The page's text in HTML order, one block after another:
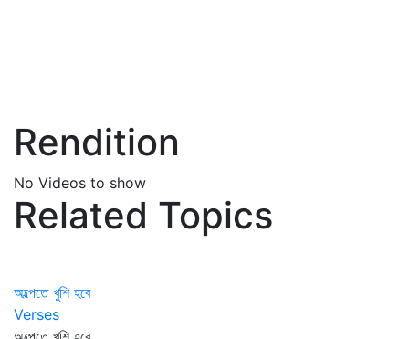
Rendition
No Videos to show
Related Topics
অল্পেতে খুশি হবে
Verses